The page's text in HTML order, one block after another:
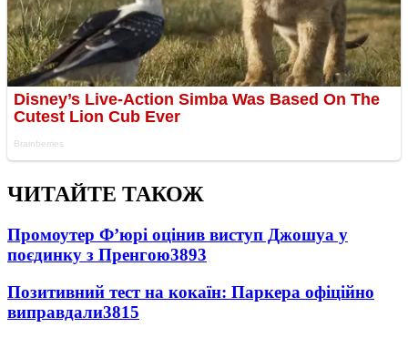
ЧИТАЙТЕ ТАКОЖ
Промоутер Ф’юрі оцінив виступ Джошуа у
поєдинку з Пренгою3893
Позитивний тест на кокаїн: Паркера офіційно
виправдали3815